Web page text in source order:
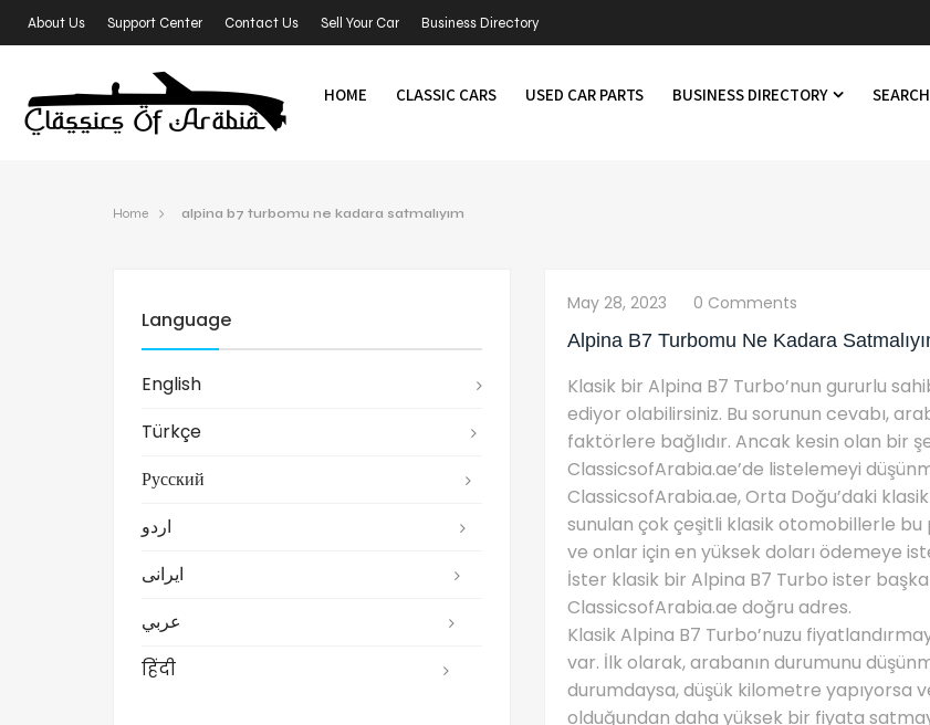
About Us Support Center Contact Us Sell Your Car Business Directory
HOME CLASSIC CARS USED CAR PARTS BUSINESS DIRECTORY
Home alpina b7 turbomu ne kadara satmalıyım
Language
English
Türkçe
Русский
اردو
ایرانی
عربي
हिंदी
May 28, 2023
0 Comments
Alpina B7 Turbomu Ne Kadara
Klasik bir Alpina B7 Turbo’nun gururlu
ediyor olabilirsiniz. Bu sorunun cevabı,
faktörlere bağlıdır. Ancak kesin olan bir
ClassicsofArabia.ae’de listelemeyi
ClassicsofArabia.ae, Orta Doğu’daki
sunulan çok çeşitli klasik otomobillerle
ve onlar için en yüksek doları ödemeye
İster klasik bir Alpina B7 Turbo ister
ClassicsofArabia.ae doğru adres.
Klasik Alpina B7 Turbo’nuzu
var. İlk olarak, arabanın durumunu
durumdaysa, düşük kilometre yapıyorsa
olduğundan daha yüksek bir fiyata